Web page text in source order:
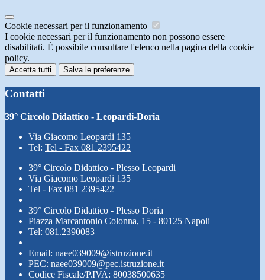
Cookie necessari per il funzionamento
I cookie necessari per il funzionamento non possono essere
disabilitati. È possibile consultare l'elenco nella pagina della cookie
policy.
Accetta tutti Salva le preferenze
Contatti
39° Circolo Didattico - Leopardi-Doria
Via Giacomo Leopardi 135
Tel: Tel - Fax 081 2395422
39° Circolo Didattico - Plesso Leopardi
Via Giacomo Leopardi 135
Tel - Fax 081 2395422
39° Circolo Didattico - Plesso Doria
Piazza Marcantonio Colonna, 15 - 80125 Napoli
Tel: 081.2390083
Email: naee039009@istruzione.it
PEC: naee039009@pec.istruzione.it
Codice Fiscale/P.IVA: 80038500635